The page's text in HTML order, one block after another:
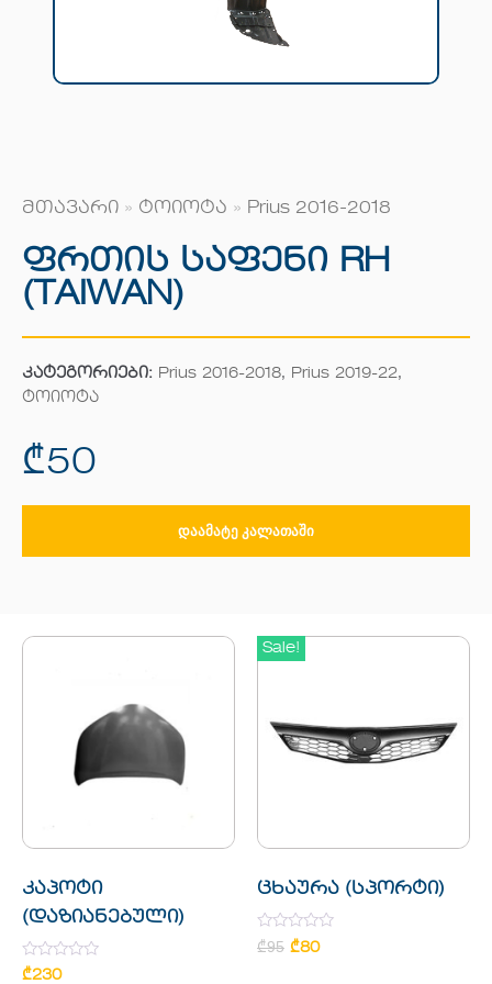
მთავარი » ტოიოტა » Prius 2016-2018
Ფრთის Საფენი RH
(TAIWAN)
კატეგორიები: Prius 2016-2018, Prius 2019-22,
ტოიოტა
₾50
ᲓᲐᲐᲛᲐᲢᲔ ᲙᲐᲚᲐᲗᲐᲨᲘ
კაპოტი
(დაზიანებული)
Rated
₾230
Sale!
ცხაურა (სპორტი)
Rated
0
₾95 ₾80